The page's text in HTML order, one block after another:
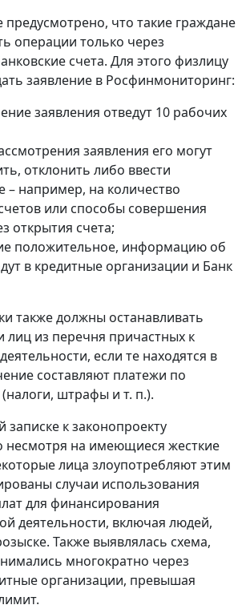
предусмотрено, что такие граждане
операции только через
счета. Для этого физлицу
заявление в Росфинмониторинг:
заявления отведут 10 рабочих
заявления его могут
отклонить либо ввести
– например, на количество
или способы совершения
открытия счета;
положительное, информацию об
в кредитные организации и Банк
также должны останавливать
из перечня причастных к
если те находятся в
составляют платежи по
штрафы и т. п.).
записке к законопроекту
несмотря на имеющиеся жесткие
лица злоупотребляют этим
случаи использования
для финансирования
деятельности, включая людей,
Также выявлялась схема,
многократно через
организации, превышая